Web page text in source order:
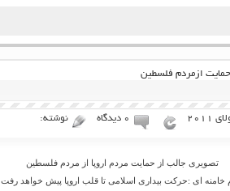
حمایت ازمردم فلسطین
۰ دیدگاه نوشته:
تصویری جالب از حمایت مردم اروپا از مردم فلسطین
خامنه ای :حرکت بیداری اسلامی تا قلب اروپا پیش خواهد رفت